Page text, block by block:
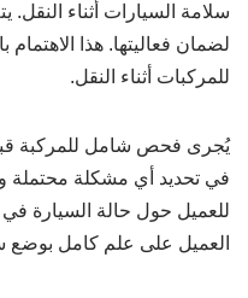
سلامة السيارات أثناء
لضمان فعاليتها. هذا
للمركبات أثناء النقل.
يُجرى فحص شامل للمركبة
في تحديد أي مشكلة محتملة
للعميل حول حالة السيارة
العميل على علم كامل بوضع